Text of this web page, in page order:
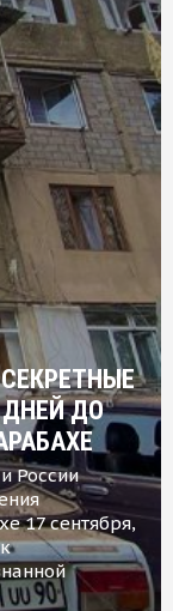
ДНЕЙ ДО
России
17 сентября,